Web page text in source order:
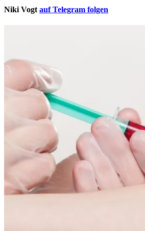
Niki Vogt auf Telegram folgen